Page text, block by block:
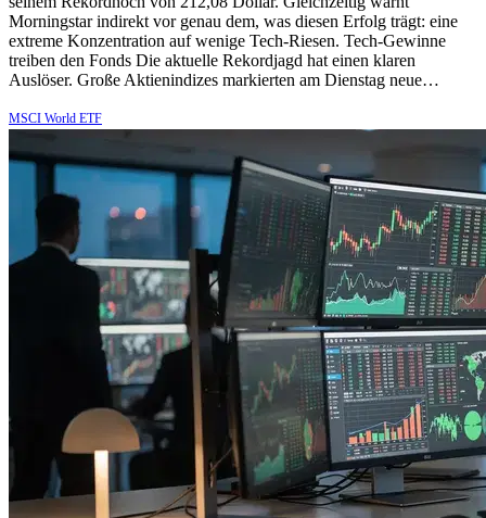
Morningstar indirekt vor genau dem, was diesen Erfolg trägt: eine
extreme Konzentration auf wenige Tech-Riesen. Tech-Gewinne
treiben den Fonds Die aktuelle Rekordjagd hat einen klaren
Auslöser. Große Aktienindizes markierten am Dienstag neue…
MSCI World ETF